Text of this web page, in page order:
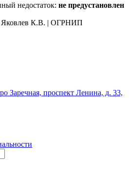
недостаток: не предустановлен
Яковлев К.В. | ОГРНИП
Заречная, проспект Ленина, д. 33,